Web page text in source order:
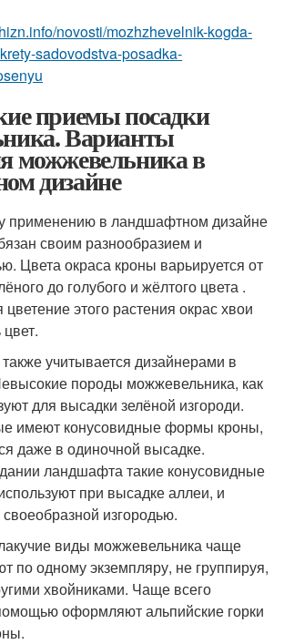
novosti/mozhzhevelnik-kogda-
sadovodstva-posadka-
приемы посадки
Варианты
можжевельника в
дизайне
применению в ландшафтном дизайне
своим разнообразием и
Цвета окраса кроны варьируется от
до голубого и жёлтого цвета .
цветение этого растения окрас хвои
учитывается дизайнерами в
породы можжевельника, как
для высадки зелёной изгороди.
имеют конусовидные формы кроны,
даже в одиночной высадке.
ландшафта такие конусовидные
при высадке аллеи, и
изгородью.
виды можжевельника чаще
по одному экземпляру, не группируя,
хвойниками. Чаще всего
оформляют альпийские горки